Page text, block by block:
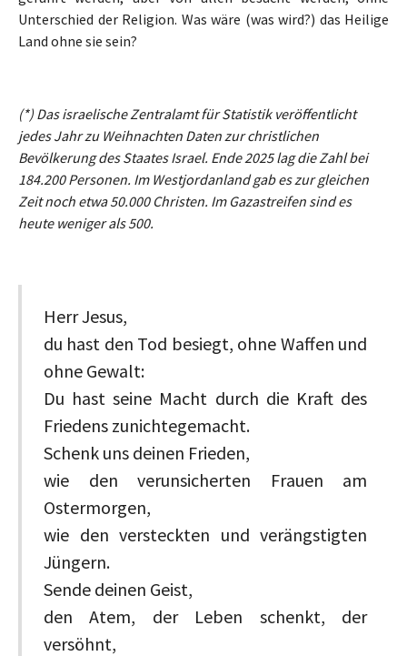
Unterschied der Religion. Was wäre (was wird?) das Heilige
Land ohne sie sein?
(*) Das israelische Zentralamt für Statistik veröffentlicht
jedes Jahr zu Weihnachten Daten zur christlichen
Bevölkerung des Staates Israel. Ende 2025 lag die Zahl bei
184.200 Personen. Im Westjordanland gab es zur gleichen
Zeit noch etwa 50.000 Christen. Im Gazastreifen sind es
heute weniger als 500.
Herr Jesus,
du hast den Tod besiegt, ohne Waffen und
ohne Gewalt:
Du hast seine Macht durch die Kraft des
Friedens zunichtegemacht.
Schenk uns deinen Frieden,
wie den verunsicherten Frauen am
Ostermorgen,
wie den versteckten und verängstigten
Jüngern.
Sende deinen Geist,
den Atem, der Leben schenkt, der
versöhnt,